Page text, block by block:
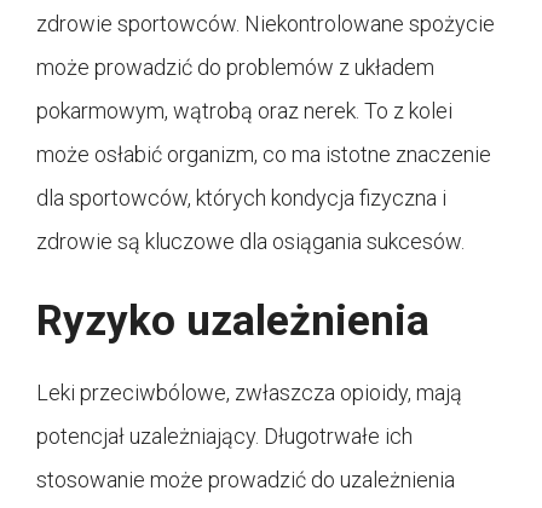
zdrowie sportowców. Niekontrolowane spożycie
może prowadzić do problemów z układem
pokarmowym, wątrobą oraz nerek. To z kolei
może osłabić organizm, co ma istotne znaczenie
dla sportowców, których kondycja fizyczna i
zdrowie są kluczowe dla osiągania sukcesów.
Ryzyko uzależnienia
Leki przeciwbólowe, zwłaszcza opioidy, mają
potencjał uzależniający. Długotrwałe ich
stosowanie może prowadzić do uzależnienia